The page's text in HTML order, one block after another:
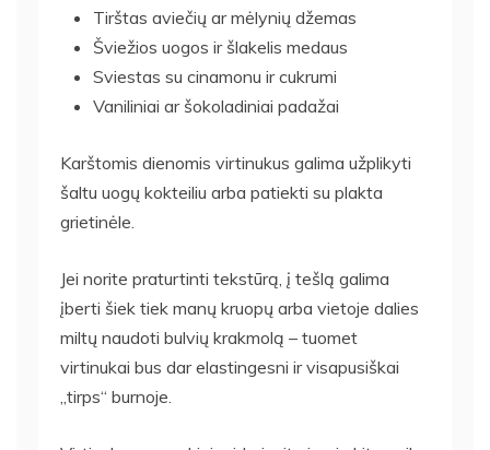
Tirštas aviečių ar mėlynių džemas
Šviežios uogos ir šlakelis medaus
Sviestas su cinamonu ir cukrumi
Vaniliniai ar šokoladiniai padažai
Karštomis dienomis virtinukus galima užplikyti
šaltu uogų kokteiliu arba patiekti su plakta
grietinėle.
Jei norite praturtinti tekstūrą, į tešlą galima
įberti šiek tiek manų kruopų arba vietoje dalies
miltų naudoti bulvių krakmolą – tuomet
virtinukai bus dar elastingesni ir visapusiškai
„tirps“ burnoje.